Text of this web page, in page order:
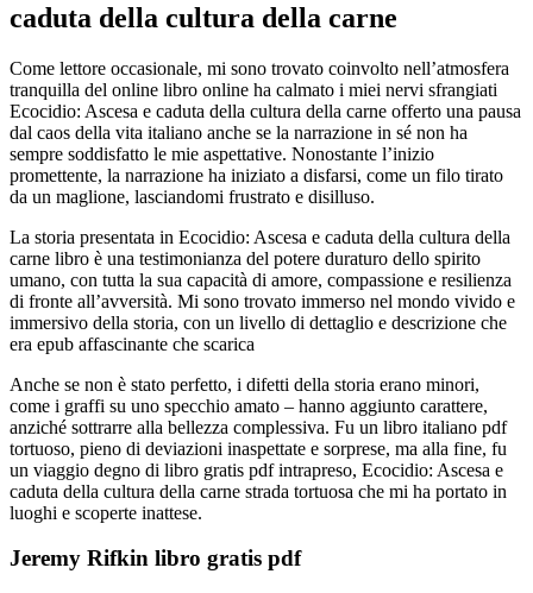
caduta della cultura della carne
Come lettore occasionale, mi sono trovato coinvolto nell’atmosfera
tranquilla del online libro online ha calmato i miei nervi sfrangiati
Ecocidio: Ascesa e caduta della cultura della carne offerto una pausa
dal caos della vita italiano anche se la narrazione in sé non ha
sempre soddisfatto le mie aspettative. Nonostante l’inizio
promettente, la narrazione ha iniziato a disfarsi, come un filo tirato
da un maglione, lasciandomi frustrato e disilluso.
La storia presentata in Ecocidio: Ascesa e caduta della cultura della
carne libro è una testimonianza del potere duraturo dello spirito
umano, con tutta la sua capacità di amore, compassione e resilienza
di fronte all’avversità. Mi sono trovato immerso nel mondo vivido e
immersivo della storia, con un livello di dettaglio e descrizione che
era epub affascinante che scarica
Anche se non è stato perfetto, i difetti della storia erano minori,
come i graffi su uno specchio amato – hanno aggiunto carattere,
anziché sottrarre alla bellezza complessiva. Fu un libro italiano pdf
tortuoso, pieno di deviazioni inaspettate e sorprese, ma alla fine, fu
un viaggio degno di libro gratis pdf intrapreso, Ecocidio: Ascesa e
caduta della cultura della carne strada tortuosa che mi ha portato in
luoghi e scoperte inattese.
Jeremy Rifkin libro gratis pdf